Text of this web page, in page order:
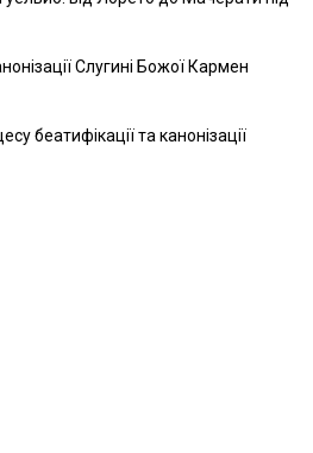
Слугині Божої Кармен
беатифікації та канонізації